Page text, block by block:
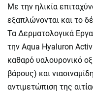
Με την ηλικία
εξαπλώνονται και το
Τα Δερματολογικά
την Aqua Hyaluron
καθαρό υαλουρονικό
βάρους) και
αντιμετώπιση της